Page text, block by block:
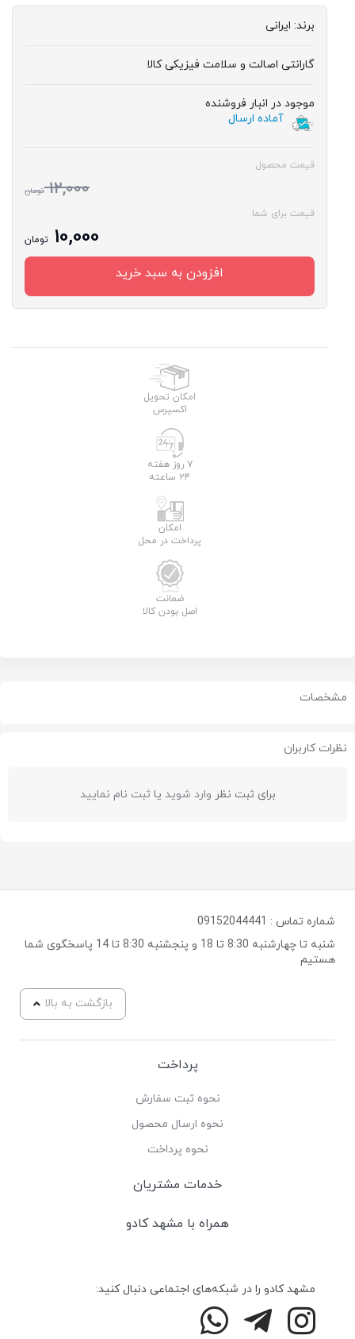
برند: ایرانی
گارانتی اصالت و سلامت فیزیکی کالا
موجود در انبار فروشنده
آماده ارسال
قیمت محصول
12,000 تومان
قیمت برای شما
10,000 تومان
افزودن به سبد خرید
امکان تحویل
اکسپرس
۷ روز هفته
۲۴ ساعته
امکان
پرداخت در محل
ضمانت
اصل بودن کالا
مشخصات
نظرات کاربران
برای ثبت نظر وارد شوید یا ثبت نام نمایید
شماره تماس : 09152044441
شنبه تا چهارشنبه 8:30 تا 18 و پنجشنبه 8:30 تا 14 پاسخگوی شما
هستیم
بازگشت به بالا
پرداخت
نحوه ثبت سفارش
نحوه ارسال محصول
نحوه پرداخت
خدمات مشتریان
همراه با مشهد کادو
مشهد کادو را در شبکه‌های اجتماعی دنبال کنید: